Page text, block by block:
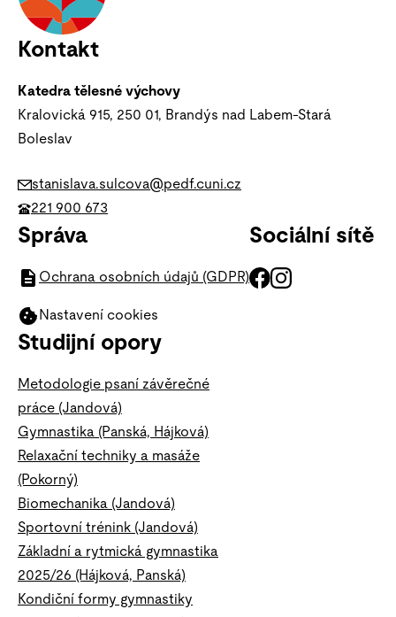
Kontakt
Katedra tělesné výchovy
Kralovická 915, 250 01, Brandýs nad Labem-Stará
Boleslav
stanislava.sulcova@pedf.cuni.cz
221 900 673
Správa
Ochrana osobních údajů (GDPR)
Nastavení cookies
Sociální sítě
Studijní opory
Metodologie psaní závěrečné
práce (Jandová)
Gymnastika (Panská, Hájková)
Relaxační techniky a masáže
(Pokorný)
Biomechanika (Jandová)
Sportovní trénink (Jandová)
Základní a rytmická gymnastika
2025/26 (Hájková, Panská)
Kondiční formy gymnastiky